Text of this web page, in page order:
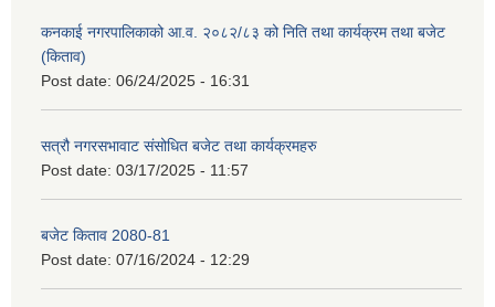
कनकाई नगरपालिकाको आ.व. २०८२/८३ को निति तथा कार्यक्रम तथा बजेट
(किताव)
Post date: 06/24/2025 - 16:31
सत्रौ नगरसभावाट संसोधित बजेट तथा कार्यक्रमहरु
Post date: 03/17/2025 - 11:57
बजेट किताव 2080-81
Post date: 07/16/2024 - 12:29